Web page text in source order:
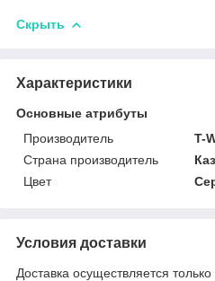
Скрыть
Характеристики
Основные атрибуты
Производитель
T-
Страна производитель
Цвет
Условия доставки
Доставка осуществляется